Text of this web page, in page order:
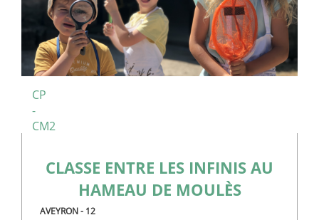
CP
-
CM2
CLASSE ENTRE LES INFINIS AU
HAMEAU DE MOULÈS
AVEYRON - 12